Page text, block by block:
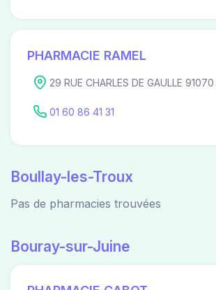
PHARMACIE RAMEL
29 RUE CHARLES DE GAULLE
01 60 86 41 31
Boullay-les-Troux
Pas de pharmacies trouvées
Bouray-sur-Juine